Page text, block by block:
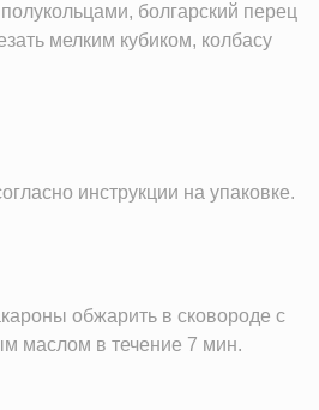
болгарский перец
мелким кубиком, колбасу
инструкции на упаковке.
обжарить в сковороде с
маслом в течение 7 мин.